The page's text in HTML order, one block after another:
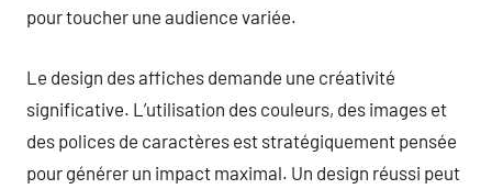
pour toucher une audience variée.
Le design des affiches demande une créativité
significative. L’utilisation des couleurs, des images et
des polices de caractères est stratégiquement pensée
pour générer un impact maximal. Un design réussi peut